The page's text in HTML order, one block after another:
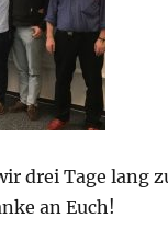
drei Tage lang
an Euch!